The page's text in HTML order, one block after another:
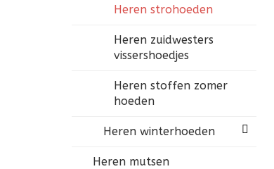
Heren strohoeden
Heren zuidwesters
vissershoedjes
Heren stoffen zomer
hoeden
Heren winterhoeden
Heren mutsen